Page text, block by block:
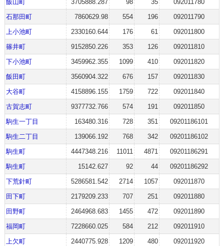
飯山町 3705888.287 98 35
092011780
石那田町
7860629.98 554 196
092011790
上小池町
2330160.644 176 61
092011800
篠井町
9152850.226 353 126
092011810
下小池町
3459962.355 1099 410
092011820
飯田町
3560904.322 676 157
092011830
大谷町
4158896.155 1759 722
092011840
古賀志町
9377732.766 574 191
092011850
駒生一丁目
163480.316 728 351
09201186101
駒生二丁目
139066.192 768 342
09201186102
駒生町
4447348.216 11011 4871
09201186291
駒生町
15142.627 92 44
09201186292
下荒針町
5286581.542 2714 1057
092011870
田下町
2179209.233 707 251
092011880
田野町
2464968.683 1455 472
092011890
福岡町
7228660.025 584 212
092011910
上欠町
2440775.928 1209 480
092011920